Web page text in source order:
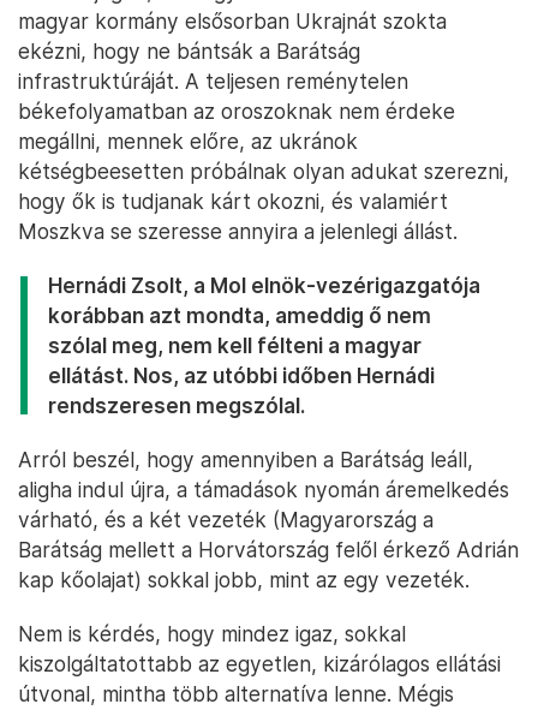
magyar kormány elsősorban Ukrajnát szokta
ekézni, hogy ne bántsák a Barátság
infrastruktúráját. A teljesen reménytelen
békefolyamatban az oroszoknak nem érdeke
megállni, mennek előre, az ukránok
kétségbeesetten próbálnak olyan adukat szerezni,
hogy ők is tudjanak kárt okozni, és valamiért
Moszkva se szeresse annyira a jelenlegi állást.
Hernádi Zsolt, a Mol elnök-vezérigazgatója
korábban azt mondta, ameddig ő nem
szólal meg, nem kell félteni a magyar
ellátást. Nos, az utóbbi időben Hernádi
rendszeresen megszólal.
Arról beszél, hogy amennyiben a Barátság leáll,
aligha indul újra, a támadások nyomán áremelkedés
várható, és a két vezeték (Magyarország a
Barátság mellett a Horvátország felől érkező Adrián
kap kőolajat) sokkal jobb, mint az egy vezeték.
Nem is kérdés, hogy mindez igaz, sokkal
kiszolgáltatottabb az egyetlen, kizárólagos ellátási
útvonal, mintha több alternatíva lenne. Mégis